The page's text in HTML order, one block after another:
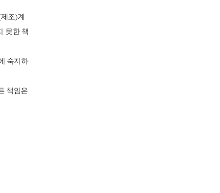
제조)계
못한 책
숙지하
책임은